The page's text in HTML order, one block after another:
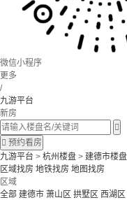
微信小程序
更多
/
九游平台
新房

 预约看房
九游平台 > 杭州楼盘 > 建德市楼盘
区域找房 地铁找房 地图找房
区域
全部 建德市 萧山区 拱墅区 西湖区